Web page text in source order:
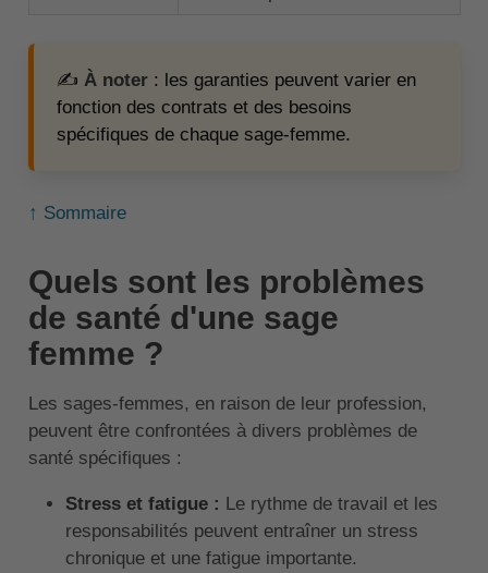
✍️ À noter: les garanties peuvent varier en
fonction des contrats et des besoins
spécifiques de chaque sage-femme.
↑ Sommaire
Quels sont les problèmes
de santé d'une sage
femme ?
Les sages-femmes, en raison de leur profession,
peuvent être confrontées à divers problèmes de
santé spécifiques :
Stress et fatigue : Le rythme de travail et les
responsabilités peuvent entraîner un stress
chronique et une fatigue importante.